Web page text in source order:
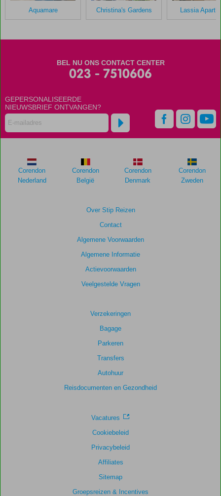
dan
48
maanden
niet
weergegeven
om
de
8,6
Kamers
8,2
Aquamare Christina's Gardens Lassia
BEL NU ONS CONTACT CENTER
023 - 7510606
GEPERSONALISEERDE
NIEUWSBRIEF ONTVANGEN?
Over Stip Reizen
Contact
Algemene Voorwaarden
Algemene Informatie
Actievoorwaarden
Veelgestelde Vragen
Verzekeringen
Bagage
Parkeren
Transfers
Autohuur
Reisdocumenten en Gezondheid
Vacatures
Cookiebeleid
Privacybeleid
Affiliates
Sitemap
Groepsreizen & Incentives
Corendon
Nederland
Corendon
België
Corendon
Denmark
Corendon
Zweden